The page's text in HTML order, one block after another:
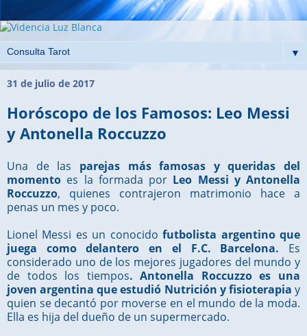
▼
31 de julio de 2017
Horóscopo de los Famosos: Leo Messi
y Antonella Roccuzzo
Una de las parejas más famosas y queridas del
momento es la formada por Leo Messi y Antonella
Roccuzzo, quienes contrajeron matrimonio hace a
penas un mes y poco.
Lionel Messi es un conocido futbolista argentino que
juega como delantero en el F.C. Barcelona. Es
considerado uno de los mejores jugadores del mundo y
de todos los tiempos. Antonella Roccuzzo es una
joven argentina que estudió Nutrición y fisioterapia y
quien se decantó por moverse en el mundo de la moda.
Ella es hija del dueño de un supermercado.